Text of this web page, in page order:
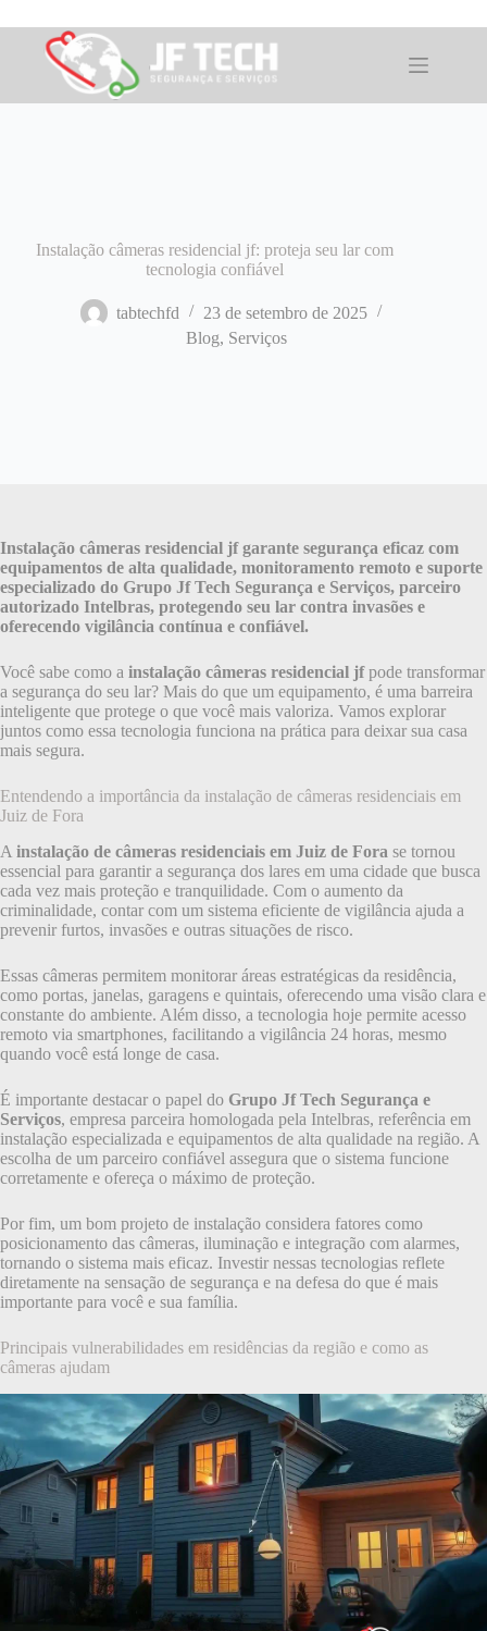
para
conteúdo
Instalação câmeras residencial jf: proteja seu lar com
tecnologia confiável
tabtechfd
23 de setembro de 2025
Blog, Serviços
Instalação câmeras residencial jf garante segurança eficaz com
equipamentos de alta qualidade, monitoramento remoto e suporte
especializado do Grupo Jf Tech Segurança e Serviços, parceiro
autorizado Intelbras, protegendo seu lar contra invasões e
oferecendo vigilância contínua e confiável.
Você sabe como a instalação câmeras residencial jfpode transformar
a segurança do seu lar? Mais do que um equipamento, é uma barreira
inteligente que protege o que você mais valoriza. Vamos explorar
juntos como essa tecnologia funciona na prática para deixar sua casa
mais segura.
Entendendo a importância da instalação de câmeras residenciais em
Juiz de Fora
A instalação de câmeras residenciais em Juiz de Fora se tornou
essencial para garantir a segurança dos lares em uma cidade que busca
cada vez mais proteção e tranquilidade. Com o aumento da
criminalidade, contar com um sistema eficiente de vigilância ajuda a
prevenir furtos, invasões e outras situações de risco.
Essas câmeras permitem monitorar áreas estratégicas da residência,
como portas, janelas, garagens e quintais, oferecendo uma visão clara e
constante do ambiente. Além disso, a tecnologia hoje permite acesso
remoto via smartphones, facilitando a vigilância 24 horas, mesmo
quando você está longe de casa.
É importante destacar o papel do Grupo Jf Tech Segurança e
Serviços, empresa parceira homologada pela Intelbras, referência em
instalação especializada e equipamentos de alta qualidade na região. A
escolha de um parceiro confiável assegura que o sistema funcione
corretamente e ofereça o máximo de proteção.
Por fim, um bom projeto de instalação considera fatores como
posicionamento das câmeras, iluminação e integração com alarmes,
tornando o sistema mais eficaz. Investir nessas tecnologias reflete
diretamente na sensação de segurança e na defesa do que é mais
importante para você e sua família.
Principais vulnerabilidades em residências da região e como as
câmeras ajudam